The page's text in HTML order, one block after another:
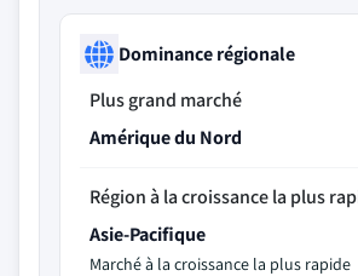
Dominance régionale
Plus grand marché
Amérique du Nord
Région à la croissance la plus
Asie-Pacifique
Marché à la croissance la plus rapide